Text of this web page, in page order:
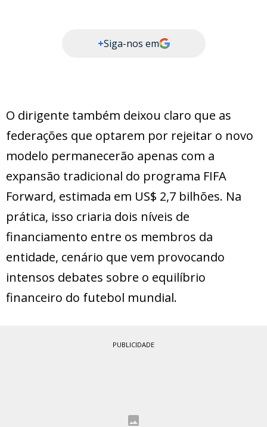
+Siga-nos em
O dirigente também deixou claro que as
federações que optarem por rejeitar o novo
modelo permanecerão apenas com a
expansão tradicional do programa FIFA
Forward, estimada em US$ 2,7 bilhões. Na
prática, isso criaria dois níveis de
financiamento entre os membros da
entidade, cenário que vem provocando
intensos debates sobre o equilíbrio
financeiro do futebol mundial.
PUBLICIDADE